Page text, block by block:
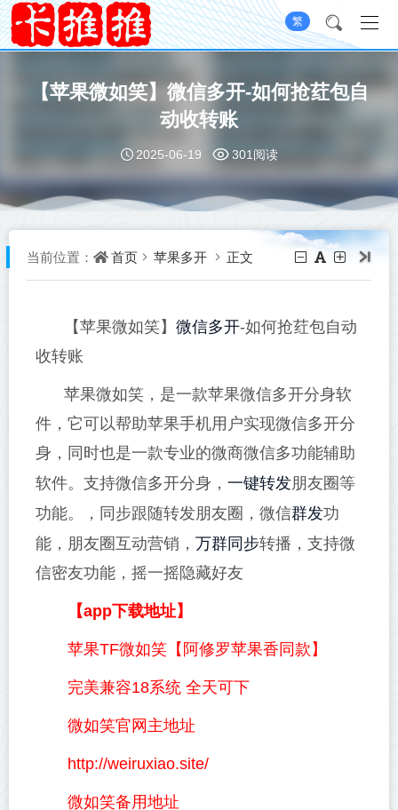
繁
【苹果微如笑】微信多开-如何抢荭包自
动收转账
2025-06-19 301阅读
当前位置： 首页 苹果多开 正文
【苹果微如笑】 微信多开-如何抢荭包自动
收转账
苹果微如笑，是一款苹果微信多开分身软
件，它可以帮助苹果手机用户实现微信多开分
身，同时也是一款专业的微商微信多功能辅助
软件。支持微信多开分身， 一键转发朋友圈等
功能。，同步跟随转发朋友圈，微信群发功
能，朋友圈互动营销， 万群同步转播，支持微
信密友功能，摇一摇隐藏好友
【app下载地址】
苹果TF微如笑【阿修罗苹果香同款】
完美兼容18系统 全天可下
微如笑官网主地址
http://weiruxiao.site/
微如笑备用地址